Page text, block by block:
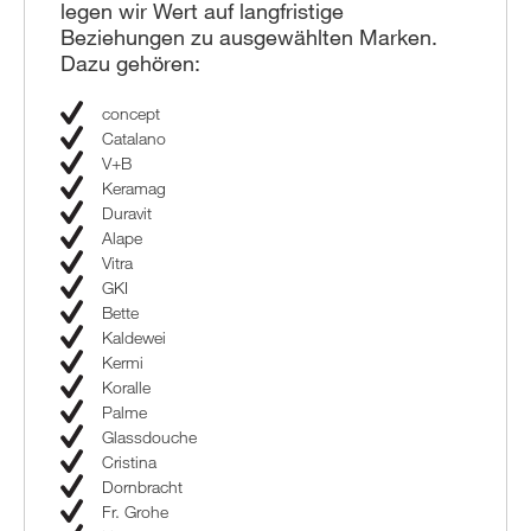
legen wir Wert auf langfristige
Beziehungen zu ausgewählten Marken.
Dazu gehören:
concept
Catalano
V+B
Keramag
Duravit
Alape
Vitra
GKI
Bette
Kaldewei
Kermi
Koralle
Palme
Glassdouche
Cristina
Dornbracht
Fr. Grohe